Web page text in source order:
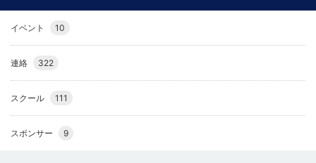
イベント 10
連絡 322
スクール 111
スポンサー 9